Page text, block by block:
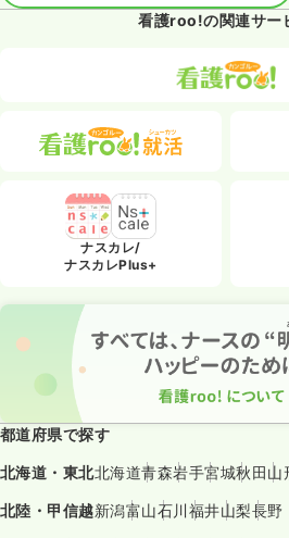
看護roo!の関連サー
ナスカレ/
ナスカレPlus+
都道府県で探す
北海道・東北北海道青森岩手宮城秋田山
北陸・甲信越新潟富山石川福井山梨長野